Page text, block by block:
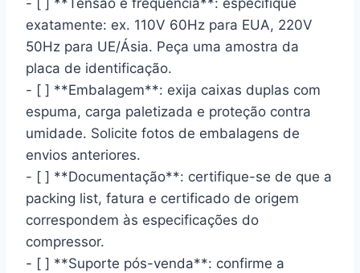
- [ ] **Tensão e frequência**: especifique
exatamente: ex. 110V 60Hz para EUA, 220V
50Hz para UE/Ásia. Peça uma amostra da
placa de identificação.
- [ ] **Embalagem**: exija caixas duplas com
espuma, carga paletizada e proteção contra
umidade. Solicite fotos de embalagens de
envios anteriores.
- [ ] **Documentação**: certifique-se de que a
packing list, fatura e certificado de origem
correspondem às especificações do
compressor.
- [ ] **Suporte pós-venda**: confirme a